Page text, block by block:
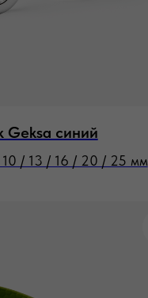
Geksa синий
/ 13 / 16 / 20 / 25 мм